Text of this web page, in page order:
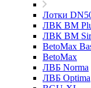
Лотки
ЛВК ВМ
ЛВК ВМ Sir
BetoMax
BetoMax
ЛВБ Norma
ЛВБ Optima